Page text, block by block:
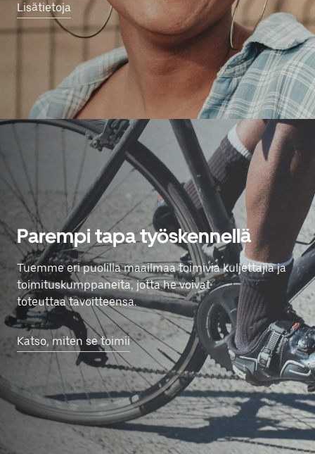
Lisätietoja
Parempi tapa työskennellä
Tuemme eri puolilla maailmaa toimivia kuljettajia ja
toimituskumppaneita, jotta he voivat
toteuttaa tavoitteensa.
Katso, miten se toimii